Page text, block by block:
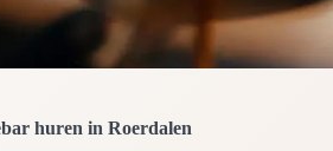
huren in Roerdalen